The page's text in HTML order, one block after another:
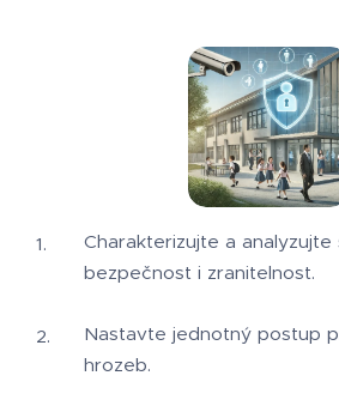
Charakterizujte a analyzujte
bezpečnost i zranitelnost.
Nastavte jednotný postup
hrozeb.